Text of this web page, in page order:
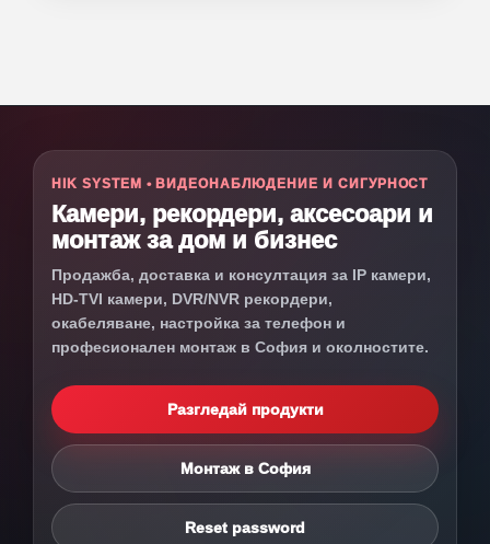
HIK SYSTEM • ВИДЕОНАБЛЮДЕНИЕ И СИГУРНОСТ
Камери, рекордери, аксесоари и
монтаж за дом и бизнес
Продажба, доставка и консултация за IP камери,
HD-TVI камери, DVR/NVR рекордери,
окабеляване, настройка за телефон и
професионален монтаж в София и околностите.
Разгледай продукти
Монтаж в София
Reset password